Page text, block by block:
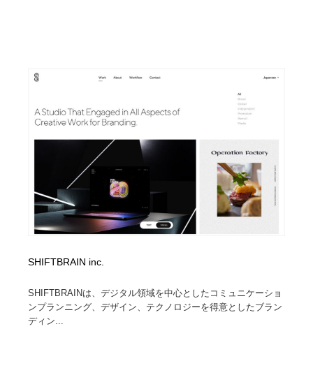
SHIFTBRAIN inc.
SHIFTBRAINは、デジタル領域を中心としたコミュニケーショ
ンプランニング、デザイン、テクノロジーを得意としたブラン
ディン...